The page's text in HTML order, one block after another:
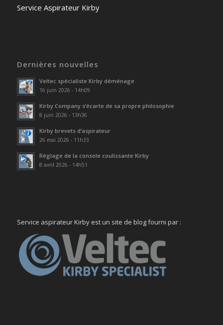
Service Aspirateur Kirby
Dernières nouvelles
Veltec spécialiste Kirby déménage
16 juin 2026 - 14h09
Kirby Company s’écarte de sa propre philosophie
8 juin 2026 - 13h36
Kirby brevets d’aspirateur
26 mai 2026 - 11h33
Réglage de la console coulissante Kirby
8 avril 2026 - 14h51
Service aspirateur Kirby est un site de blog fourni par :